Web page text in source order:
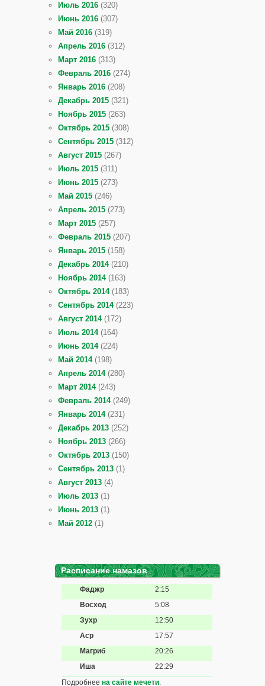
Июль 2016 (320)
Июнь 2016 (307)
Май 2016 (319)
Апрель 2016 (312)
Март 2016 (313)
Февраль 2016 (274)
Январь 2016 (208)
Декабрь 2015 (321)
Ноябрь 2015 (263)
Октябрь 2015 (308)
Сентябрь 2015 (312)
Август 2015 (267)
Июль 2015 (311)
Июнь 2015 (273)
Май 2015 (246)
Апрель 2015 (273)
Март 2015 (257)
Февраль 2015 (207)
Январь 2015 (158)
Декабрь 2014(210)
Ноябрь 2014(163)
Октябрь 2014(183)
Сентябрь 2014(223)
Август 2014(172)
Июль 2014(164)
Июнь 2014(224)
Май 2014(198)
Апрель 2014(280)
Март 2014(243)
Февраль 2014(249)
Январь 2014(231)
Декабрь 2013 (252)
Ноябрь 2013 (266)
Октябрь 2013 (150)
Сентябрь 2013 (1)
Август 2013 (4)
Июль 2013 (1)
Июнь 2013 (1)
Май 2012 (1)
Расписание намазов
Фаджр
2:15
Восход
5:08
Зухр
12:50
Аср
17:57
Магриб
20:26
Иша
22:29
Подробнее на сайте мечети.